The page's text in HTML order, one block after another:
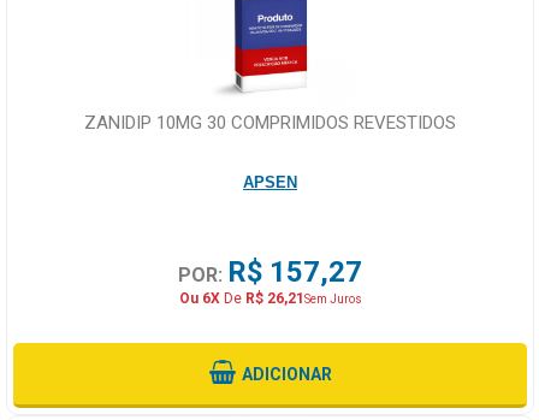
ZANIDIP 10MG 30 COMPRIMIDOS REVESTIDOS
APSEN
POR: R$ 157,27
Ou 6XDe R$ 26,21Sem Juros
ADICIONAR